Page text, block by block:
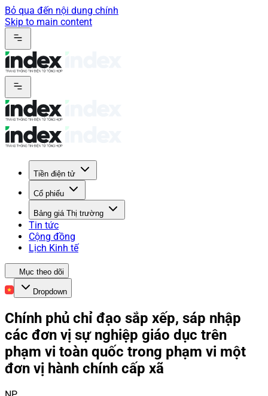
Bỏ qua đến nội dung chính
Skip to main content
Tiền điện tử
Cổ phiếu
Bảng giá Thị trường
Tin tức
Cộng đồng
Lịch Kinh tế
Mục theo dõi
Dropdown
Chính phủ chỉ đạo sắp xếp, sáp nhập
các đơn vị sự nghiệp giáo dục trên
phạm vi toàn quốc trong phạm vi một
đơn vị hành chính cấp xã